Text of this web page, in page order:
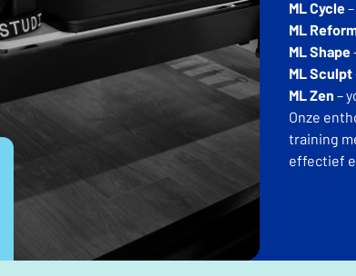
ML Cycle–
ML
ML Shape
ML Sculpt
ML Zen –
Onze
training
effectief